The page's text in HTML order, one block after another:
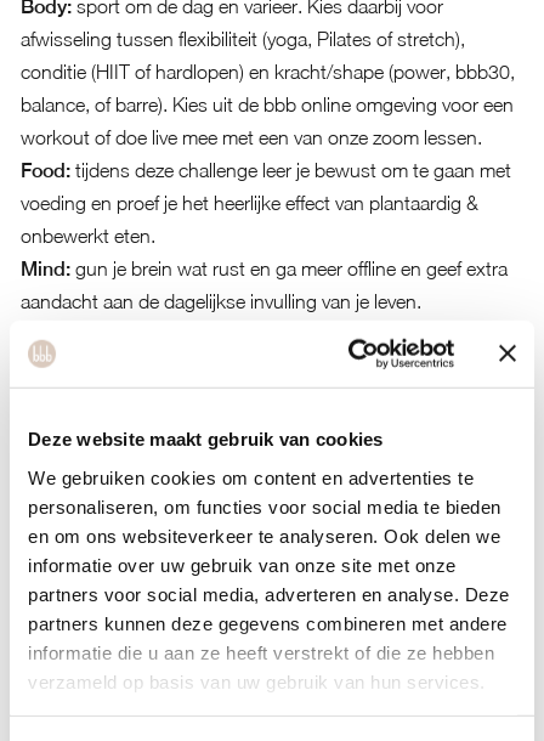
Deze website maakt gebruik van cookies
We gebruiken cookies om content en advertenties te
personaliseren, om functies voor social media te bieden
en om ons websiteverkeer te analyseren. Ook delen we
informatie over uw gebruik van onze site met onze
partners voor social media, adverteren en analyse. Deze
partners kunnen deze gegevens combineren met andere
informatie die u aan ze heeft verstrekt of die ze hebben
verzameld op basis van uw gebruik van hun services.
Body: sport om de dag en varieer. Kies daarbij voor
afwisseling tussen flexibiliteit (yoga, Pilates of stretch),
conditie (HIIT of hardlopen) en kracht/shape (power, bbb30,
balance, of barre). Kies uit de bbb online omgeving voor een
workout of doe live mee met een van onze zoom lessen.
Food: tijdens deze challenge leer je bewust om te gaan met
voeding en proef je het heerlijke effect van plantaardig &
onbewerkt eten.
Mind: gun je brein wat rust en ga meer offline en geef extra
aandacht aan de dagelijkse invulling van je leven.
wil je extra support op body, food
of mind. Maak een afspraak voor een telefonische coaching
Clean challenge guide
Bij inschrijving ontvang je een Challenge guide naar keuze
thuis of online. Deze guide is jouw roadmap op deze healthy
journey met wekelijkse doelen, een fijne boodschappenlijst,
heerlijke recepten en een stempelkaart.
Zoom rooster
Ma 09:00–09.20
MeditatiemetMerel